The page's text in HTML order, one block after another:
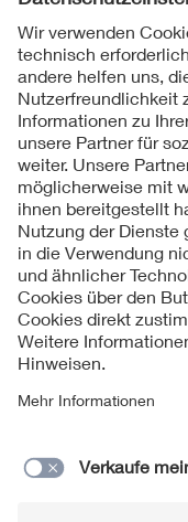
Folgen Sie uns
Datenschutzinformationen